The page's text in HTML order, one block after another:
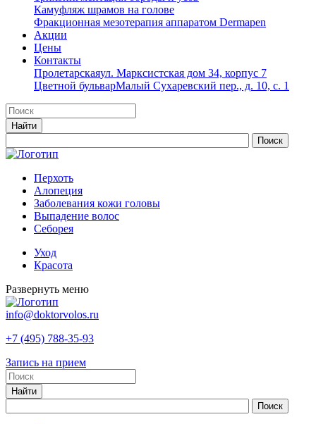
Камуфляж шрамов на голове
Фракционная мезотерапия аппаратом Dermapen
Акции
Цены
Контакты
Пролетарскаяул. Марксистская дом 34, корпус 7
Цветной бульварМалый Сухаревский пер., д. 10, с. 1
Перхоть
Алопеция
Заболевания кожи головы
Выпадение волос
Cеборея
Уход
Красота
Развернуть меню
info@doktorvolos.ru
+7 (495) 788-35-93
Запись на прием